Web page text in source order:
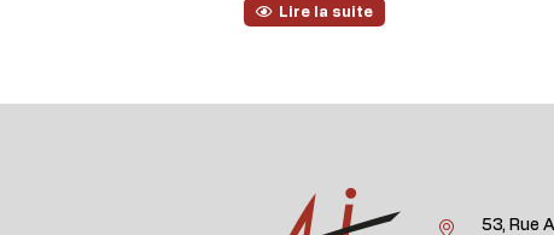
Lire la suite
53, Rue